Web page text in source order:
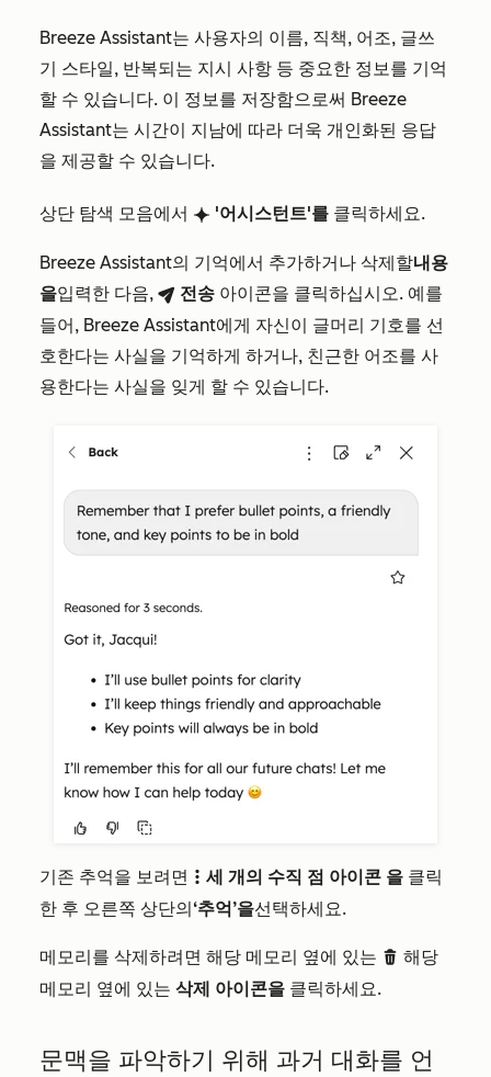
Breeze Assistant는 사용자의 이름, 직책, 어조, 글쓰
기 스타일, 반복되는 지시 사항 등 중요한 정보를 기억
할 수 있습니다. 이 정보를 저장함으로써 Breeze
Assistant는 시간이 지남에 따라 더욱 개인화된 응답
을 제공할 수 있습니다.
상단 탐색 모음에서 breezeSingleStarIcon '어시스턴트'를 클릭하세요.
Breeze Assistant의 기억에서 추가하거나 삭제할내용
을입력한 다음, breezeSendIcon 전송 아이콘을 클릭하십시오. 예를
들어, Breeze Assistant에게 자신이 글머리 기호를 선
호한다는 사실을 기억하게 하거나, 친근한 어조를 사
용한다는 사실을 잊게 할 수 있습니다.
기존 추억을 보려면 verticalMenut 세 개의 수직 점 아이콘 을 클릭
한 후 오른쪽 상단의‘추억’을선택하세요.
메모리를 삭제하려면 해당 메모리 옆에 있는 delete 해당
메모리 옆에 있는 삭제 아이콘을 클릭하세요.
문맥을 파악하기 위해 과거 대화를 언